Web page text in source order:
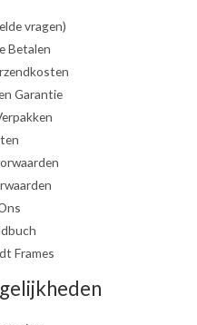
vragen)
Betalen
Garantie
Frames